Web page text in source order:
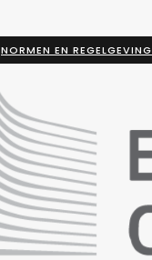
NORMEN EN REGELGEVING